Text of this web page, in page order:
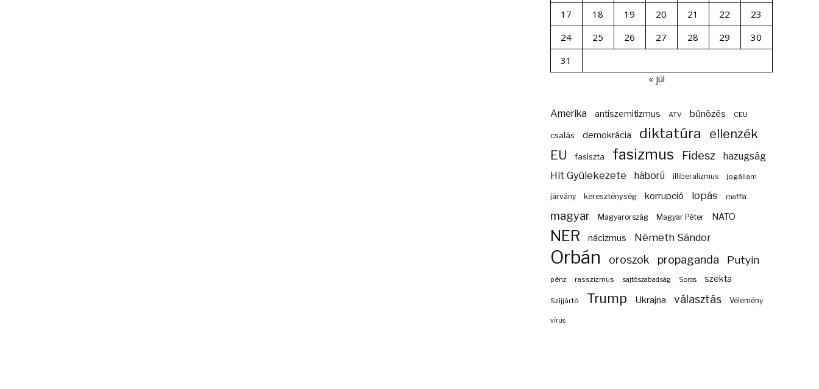
17
18 19 20 21 22
23
24
25 26 27 28 29
30
31
« júl
Amerika antiszemitizmus ATV bűnözés CEU
csalás demokrácia diktatúra ellenzék
EU fasiszta fasizmus Fidesz hazugság
Hit Gyülekezete háború illiberalizmus jogállam
járvány kereszténység korrupció lopás maffia
magyar Magyarország Magyar Péter NATO
NER nácizmus Németh Sándor
Orbán oroszok propaganda Putyin
pénz rasszizmus sajtószabadság Soros szekta
Szijjártó Trump Ukrajna választás Vélemény
vírus